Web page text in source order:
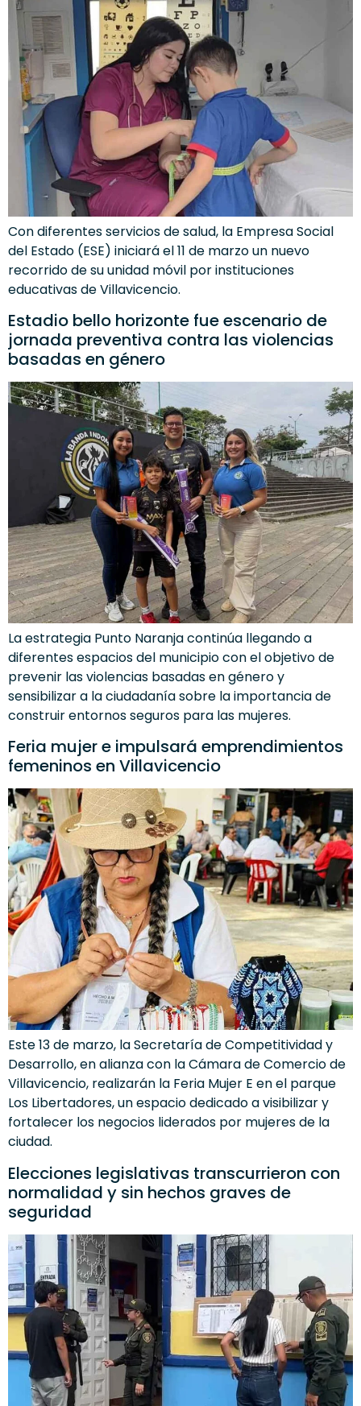
Con diferentes servicios de salud, la Empresa Social
del Estado (ESE) iniciará el 11 de marzo un nuevo
recorrido de su unidad móvil por instituciones
educativas de Villavicencio.
Estadio bello horizonte fue escenario de
jornada preventiva contra las violencias
basadas en género
La estrategia Punto Naranja continúa llegando a
diferentes espacios del municipio con el objetivo de
prevenir las violencias basadas en género y
sensibilizar a la ciudadanía sobre la importancia de
construir entornos seguros para las mujeres.
Feria mujer e impulsará emprendimientos
femeninos en Villavicencio
Este 13 de marzo, la Secretaría de Competitividad y
Desarrollo, en alianza con la Cámara de Comercio de
Villavicencio, realizarán la Feria Mujer E en el parque
Los Libertadores, un espacio dedicado a visibilizar y
fortalecer los negocios liderados por mujeres de la
ciudad.
Elecciones legislativas transcurrieron con
normalidad y sin hechos graves de
seguridad